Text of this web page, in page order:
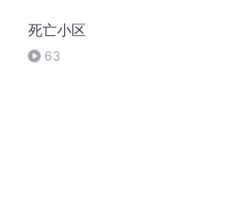
死亡小区
63